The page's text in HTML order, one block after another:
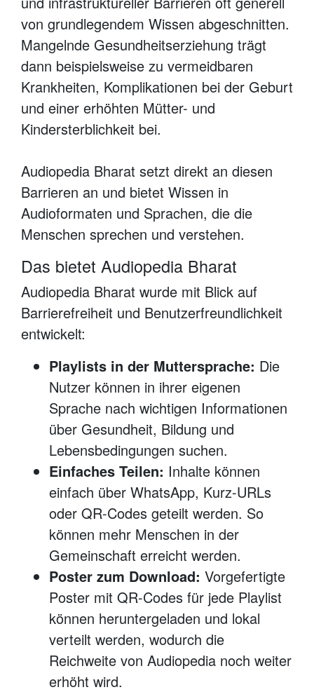
von grundlegendem Wissen abgeschnitten.
Mangelnde Gesundheitserziehung trägt
dann beispielsweise zu vermeidbaren
Krankheiten, Komplikationen bei der Geburt
und einer erhöhten Mütter- und
Kindersterblichkeit bei.
Audiopedia Bharat setzt direkt an diesen
Barrieren an und bietet Wissen in
Audioformaten und Sprachen, die die
Menschen sprechen und verstehen.
Das bietet Audiopedia Bharat
Audiopedia Bharat wurde mit Blick auf
Barrierefreiheit und Benutzerfreundlichkeit
entwickelt:
Playlists in der Muttersprache: Die
Nutzer können in ihrer eigenen
Sprache nach wichtigen Informationen
über Gesundheit, Bildung und
Lebensbedingungen suchen.
Einfaches Teilen: Inhalte können
einfach über WhatsApp, Kurz-URLs
oder QR-Codes geteilt werden. So
können mehr Menschen in der
Gemeinschaft erreicht werden.
Poster zum Download: Vorgefertigte
Poster mit QR-Codes für jede Playlist
können heruntergeladen und lokal
verteilt werden, wodurch die
Reichweite von Audiopedia noch weiter
erhöht wird.